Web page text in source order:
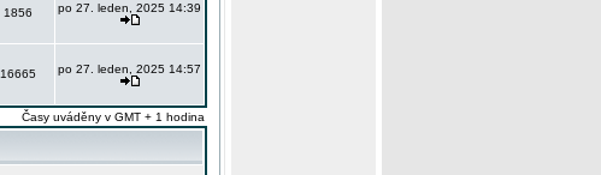
1856 po 27. leden, 2025 14:39
16665 po 27. leden, 2025 14:57
Časy uváděny v GMT + 1 hodina